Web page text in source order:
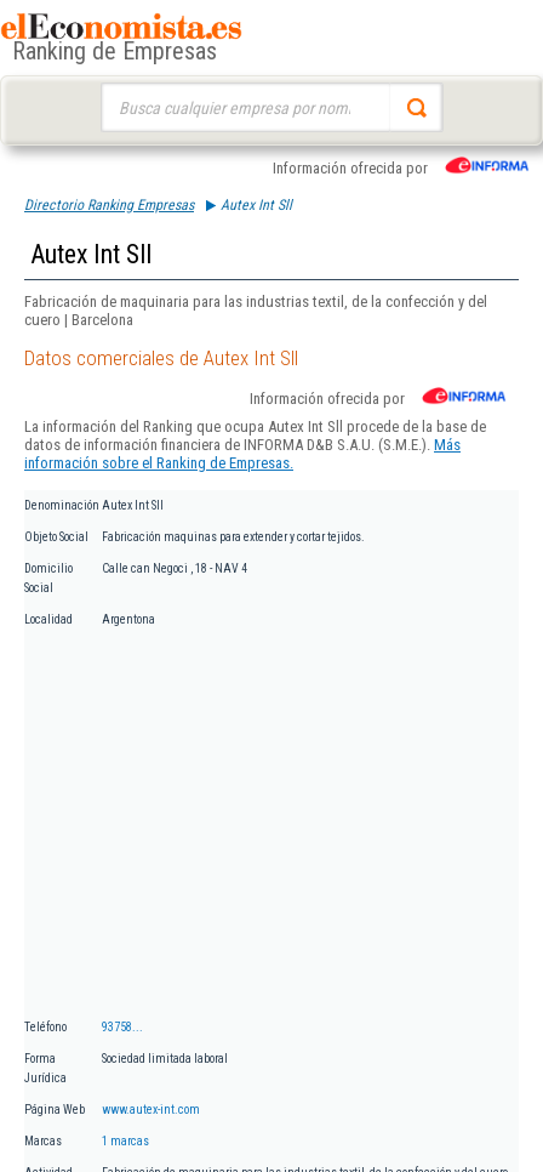
Ranking de Empresas
Información ofrecida por
Directorio Ranking Empresas Autex Int Sll
Autex Int Sll
Fabricación de maquinaria para las industrias textil, de la confección y del
cuero | Barcelona
Datos comerciales de Autex Int Sll
Información ofrecida por
La información del Ranking que ocupa Autex Int Sll procede de la base de
datos de información financiera de INFORMA D&B S.A.U. (S.M.E.). Más
información sobre el Ranking de Empresas.
Denominación Autex Int Sll
Objeto Social Fabricación maquinas para extender y cortar tejidos.
Domicilio
Social
Calle can Negoci , 18 - NAV 4
Localidad Argentona
Teléfono 93758...
Forma
Jurídica
Sociedad limitada laboral
Página Web www.autex-int.com
Marcas 1 marcas